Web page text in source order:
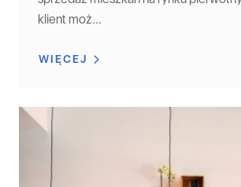
klient moż...
WIĘCEJ